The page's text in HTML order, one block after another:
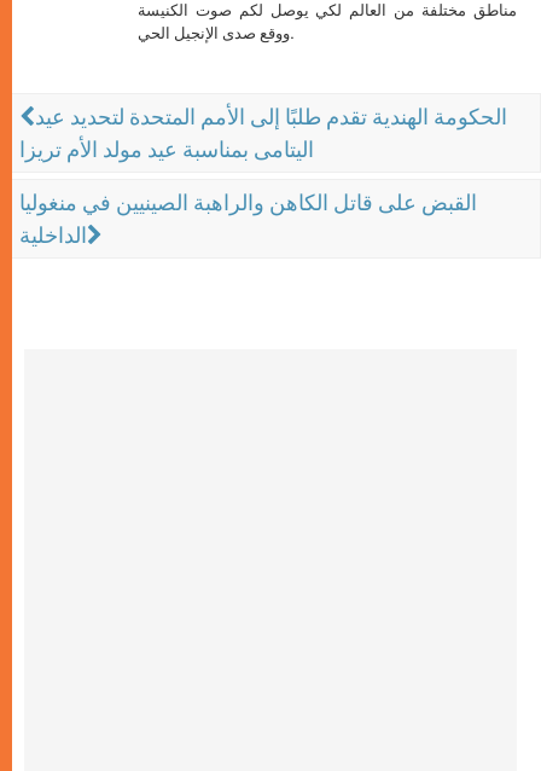
مناطق مختلفة من العالم لكي يوصل لكم صوت الكنيسة
ووقع صدى الإنجيل الحي.
الحكومة الهندية تقدم طلبًا إلى الأمم المتحدة لتحديد عيد
اليتامى بمناسبة عيد مولد الأم تريزا
القبض على قاتل الكاهن والراهبة الصينيين في منغوليا
الداخلية